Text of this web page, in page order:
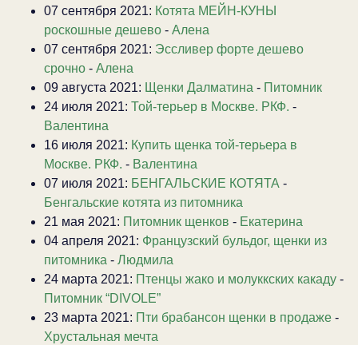
07 сентября 2021: Котята МЕЙН-КУНЫ
роскошные дешево - Алена
07 сентября 2021: Эссливер форте дешево
срочно - Алена
09 августа 2021: Щенки Далматина - Питомник
24 июля 2021: Той-терьер в Москве. РКФ. -
Валентина
16 июля 2021: Купить щенка той-терьера в
Москве. РКФ. - Валентина
07 июля 2021: БЕНГАЛЬСКИЕ КОТЯТА -
Бенгальские котята из питомника
21 мая 2021: Питомник щенков - Екатерина
04 апреля 2021: Французский бульдог, щенки из
питомника - Людмила
24 марта 2021: Птенцы жако и молуккских какаду -
Питомник “DIVOLE”
23 марта 2021: Пти брабансон щенки в продаже -
Хрустальная мечта